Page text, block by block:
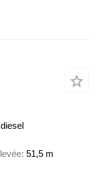
diesel
51,5 m